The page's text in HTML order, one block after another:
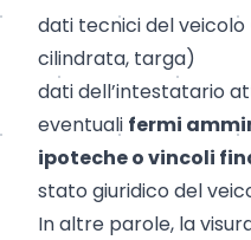
dati tecnici del
cilindrata, targa)
dati dell’intestatario
eventuali fermi
ipoteche o vincoli
stato giuridico del
In altre parole, la